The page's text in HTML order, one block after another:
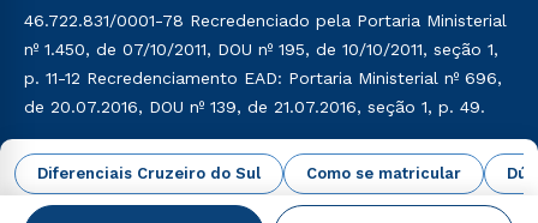
Diferenciais Cruzeiro do Sul Como se matricular
cancelado ou trancado sua matrícula em uma das
Instituições da Cruzeiro do Sul Educacional, no
período de um ano. Tais condições não se aplicam
aos cursos de Medicina, e também para
governamentais, e não se acumula com nenhuma
outra campanha ofertada pela Instituição.
46.722.831/0001-78 Recredenciado pela Portaria Ministerial
nº 1.450, de 07/10/2011, DOU nº 195, de 10/10/2011, seção 1,
p. 11-12 Recredenciamento EAD: Portaria Ministerial nº 696,
de 20.07.2016, DOU nº 139, de 21.07.2016, seção 1, p. 49.
Política de Privacidade Política de Cookies